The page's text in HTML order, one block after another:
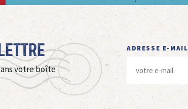
votre boîte
ADRESSE E-MAIL